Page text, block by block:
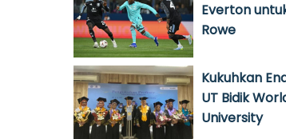
Everton
Rowe
Kukuhkan
UT Bidik
University